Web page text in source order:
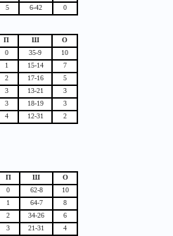
5 6-42
0
П Ш
О
0 35-9
10
1 15-14
7
2 17-16
5
3 13-21
3
3 18-19
3
4 12-31 2
П Ш
О
0 62-8
10
1 64-7
8
2 34-26
6
3 21-31
4